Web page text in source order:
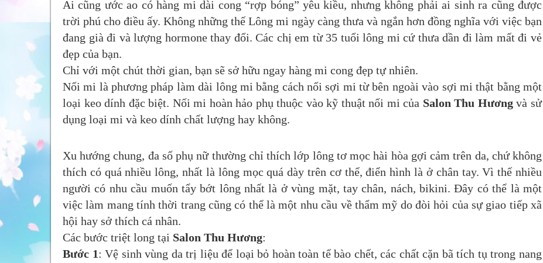
Ai cũng ước ao có hàng mi dài cong “rợp bóng” yêu kiều, nhưng không phải ai sinh ra cũng được
trời phú cho điều ấy. Không những thế Lông mi ngày càng thưa và ngắn hơn đồng nghĩa với việc bạn
đang già đi và lượng hormone thay đổi. Các chị em từ 35 tuổi lông mi cứ thưa dần đi làm mất đi vẻ
đẹp của bạn.
Chỉ với một chút thời gian, bạn sẽ sở hữu ngay hàng mi cong đẹp tự nhiên.
Nối mi là phương pháp làm dài lông mi bằng cách nối sợi mi từ bên ngoài vào sợi mi thật bằng một
loại keo dính đặc biệt. Nối mi hoàn hảo phụ thuộc vào kỹ thuật nối mi của Salon Thu Hươngvà sử
dụng loại mi và keo dính chất lượng hay không.
Xu hướng chung, đa số phụ nữ thường chỉ thích lớp lông tơ mọc hài hòa gợi cảm trên da, chứ không
thích có quá nhiều lông, nhất là lông mọc quá dày trên cơ thể, điển hình là ở chân tay. Vì thế nhiều
người có nhu cầu muốn tẩy bớt lông nhất là ở vùng mặt, tay chân, nách, bikini. Đây có thể là một
việc làm mang tính thời trang cũng có thể là một nhu cầu về thẩm mỹ do đòi hỏi của sự giao tiếp xã
hội hay sở thích cá nhân.
Các bước triệt long tại Salon Thu Hương:
Bước 1: Vệ sinh vùng da trị liệu để loại bỏ hoàn toàn tế bào chết, các chất cặn bã tích tụ trong nang